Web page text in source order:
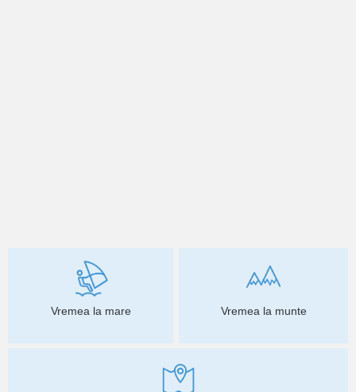
Vremea la mare Vremea la munte